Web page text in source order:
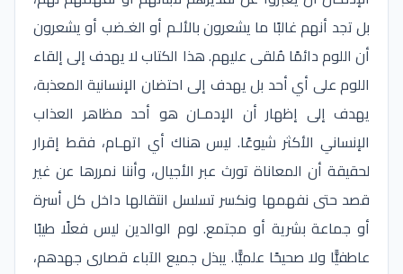
بل تجد أنهم غالبًا ما يشعرون بالألـم أو الغـضب أو يشعرون
أن اللوم دائمًا مُلقى عليهم. هذا الكتاب لا يهدف إلى إلقاء
اللوم على أي أحد بل يهدف إلى احتضان الإنسانية المعذبة،
يهدف إلى إظهار أن الإدمـان هو أحد مظاهر العذاب
الإنساني الأكثر شيوعًا. ليس هناك أي اتهـام، فقط إقرار
لحقيقة أن المعاناة تورث عبر الأجيال، وأننا نمررها عن غير
قصد حتى نفهمها ونكسر تسلسل انتقالها داخل كل أسرة
أو جماعة بشرية أو مجتمع. لوم الوالدين ليس فعلًا طيبًا
عاطفيًّا ولا صحيحًا علميًّا. يبذل جميع الآباء قصارى جهدهم،